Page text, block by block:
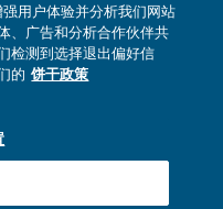
开
中打开
在新窗口中打开
页将在新窗口中打开
主页将在新窗口中打开
将在新窗口中打开
用户体验并分析我们网站
、广告和分析合作伙伴共
检测到选择退出偏好信
的 饼干政策